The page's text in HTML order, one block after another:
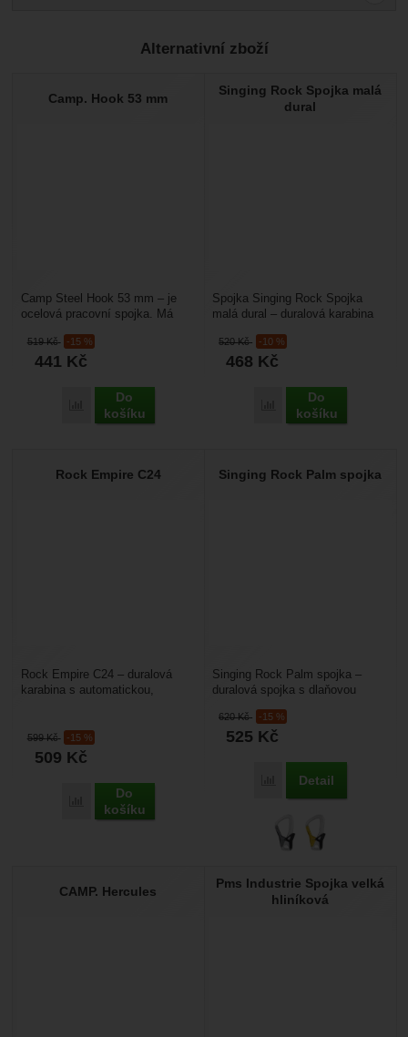
Nebyla přidána žádná recenze.
Alternativní zboží
Camp. Hook 53 mm
519Kč -15 %
441 Kč
Porovnat
Do
košíku
Camp Steel Hook 53 mm – je
ocelová pracovní spojka. Má
pojistkou. Má světlost 53...
Singing Rock Spojka malá
dural
520Kč -10 %
468 Kč
Porovnat
Do
košíku
Spojka Singing Rock Spojka
malá dural – duralová karabina
dvojitou automatickou...
Rock Empire C24
599Kč -15 %
509 Kč
Porovnat
Do
košíku
Rock Empire C24 – duralová
karabina s automatickou,
Singing Rock Palm spojka
620Kč -15 %
525 Kč
Porovnat
Detail
Singing Rock Palm spojka –
duralová spojka s dlaňovou
využití i pro...
CAMP. Hercules
Pms Industrie Spojka velká
hliníková